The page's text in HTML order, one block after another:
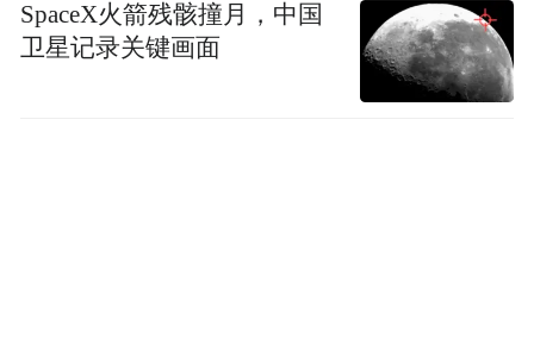
SpaceX火箭残骸撞月，中国
卫星记录关键画面